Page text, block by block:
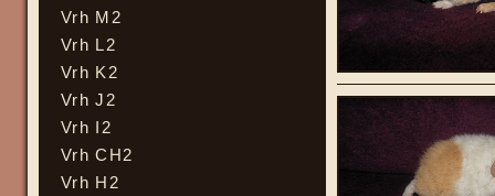
Vrh M2
Vrh L2
Vrh K2
Vrh J2
Vrh I2
Vrh CH2
Vrh H2